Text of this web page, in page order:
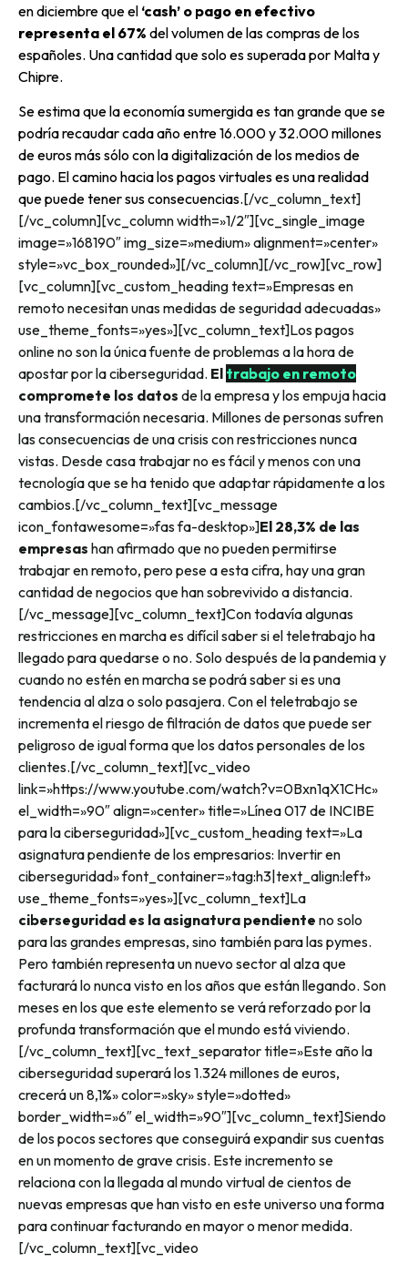
en diciembre que el ‘cash’ o pago en efectivo
representa el 67% del volumen de las compras de los
españoles. Una cantidad que solo es superada por Malta y
Chipre.
Se estima que la economía sumergida es tan grande que se
podría recaudar cada año entre 16.000 y 32.000 millones
de euros más sólo con la digitalización de los medios de
pago. El camino hacia los pagos virtuales es una realidad
que puede tener sus consecuencias.[/vc_column_text]
[/vc_column][vc_column width=»1/2″][vc_single_image
image=»168190″ img_size=»medium» alignment=»center»
style=»vc_box_rounded»][/vc_column][/vc_row][vc_row]
[vc_column][vc_custom_heading text=»Empresas en
remoto necesitan unas medidas de seguridad adecuadas»
use_theme_fonts=»yes»][vc_column_text]Los pagos
online no son la única fuente de problemas a la hora de
apostar por la ciberseguridad. El trabajo en remoto
compromete los datos de la empresa y los empuja hacia
una transformación necesaria. Millones de personas sufren
las consecuencias de una crisis con restricciones nunca
vistas. Desde casa trabajar no es fácil y menos con una
tecnología que se ha tenido que adaptar rápidamente a los
cambios.[/vc_column_text][vc_message
icon_fontawesome=»fas fa-desktop»]El 28,3% de las
empresas han afirmado que no pueden permitirse
trabajar en remoto, pero pese a esta cifra, hay una gran
cantidad de negocios que han sobrevivido a distancia.
[/vc_message][vc_column_text]Con todavía algunas
restricciones en marcha es difícil saber si el teletrabajo ha
llegado para quedarse o no. Solo después de la pandemia y
cuando no estén en marcha se podrá saber si es una
tendencia al alza o solo pasajera. Con el teletrabajo se
incrementa el riesgo de filtración de datos que puede ser
peligroso de igual forma que los datos personales de los
clientes.[/vc_column_text][vc_video
link=»https://www.youtube.com/watch?v=0Bxn1qX1CHc»
el_width=»90″ align=»center» title=»Línea 017 de INCIBE
para la ciberseguridad»][vc_custom_heading text=»La
asignatura pendiente de los empresarios: Invertir en
ciberseguridad» font_container=»tag:h3|text_align:left»
use_theme_fonts=»yes»][vc_column_text]La
ciberseguridad es la asignatura pendiente no solo
para las grandes empresas, sino también para las pymes.
Pero también representa un nuevo sector al alza que
facturará lo nunca visto en los años que están llegando. Son
meses en los que este elemento se verá reforzado por la
profunda transformación que el mundo está viviendo.
[/vc_column_text][vc_text_separator title=»Este año la
ciberseguridad superará los 1.324 millones de euros,
crecerá un 8,1%» color=»sky» style=»dotted»
border_width=»6″ el_width=»90″][vc_column_text]Siendo
de los pocos sectores que conseguirá expandir sus cuentas
en un momento de grave crisis. Este incremento se
relaciona con la llegada al mundo virtual de cientos de
nuevas empresas que han visto en este universo una forma
para continuar facturando en mayor o menor medida.
[/vc_column_text][vc_video